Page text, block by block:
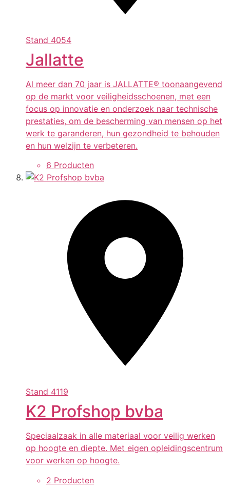
Stand 4054
Jallatte
Al meer dan 70 jaar is JALLATTE® toonaangevend
op de markt voor veiligheidsschoenen, met een
focus op innovatie en onderzoek naar technische
prestaties, om de bescherming van mensen op het
werk te garanderen, hun gezondheid te behouden
en hun welzijn te verbeteren.
6 Producten
Stand 4119
K2 Profshop bvba
Speciaalzaak in alle materiaal voor veilig werken
op hoogte en diepte. Met eigen opleidingscentrum
voor werken op hoogte.
2 Producten